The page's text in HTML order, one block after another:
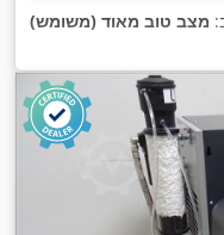
מצב טוב מאוד (משומש)